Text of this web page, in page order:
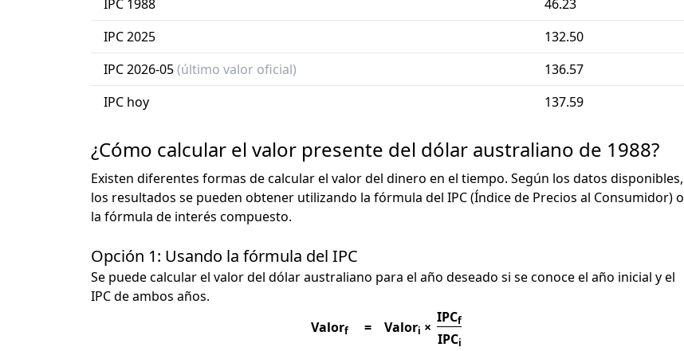
IPC 1988
46.23
IPC 2025
132.50
IPC 2026-05(último valor oficial)
136.57
IPC hoy
137.59
¿Cómo calcular el valor presente del dólar australiano de 1988?
Existen diferentes formas de calcular el valor del dinero en el tiempo. Según los datos disponibles,
los resultados se pueden obtener utilizando la fórmula del IPC (Índice de Precios al Consumidor) o
la fórmula de interés compuesto.
Opción 1: Usando la fórmula del IPC
Se puede calcular el valor del dólar australiano para el año deseado si se conoce el año inicial y el
IPC de ambos años.
Valorf = Valori ×
IPCf
IPCi